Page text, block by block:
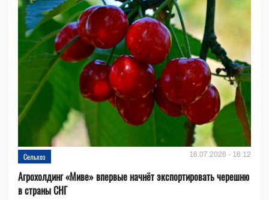
Сельхоз 16.07.2026 - 16:12
Агрохолдинг «Миве» впервые начнёт экспортировать черешню
в страны СНГ